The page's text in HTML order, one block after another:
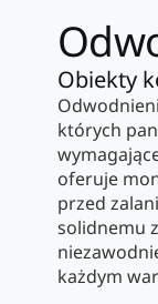
Obiekty
których
oferuje
przed
solidnemu
każdym